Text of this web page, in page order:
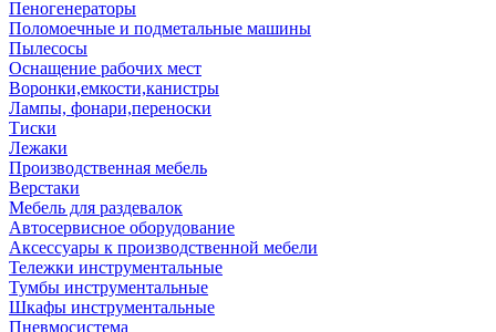
Пеногенераторы
Поломоечные и подметальные машины
Пылесосы
Оснащение рабочих мест
Воронки,емкости,канистры
Лампы, фонари,переноски
Тиски
Лежаки
Производственная мебель
Верстаки
Мебель для раздевалок
Автосервисное оборудование
Аксессуары к производственной мебели
Тележки инструментальные
Тумбы инструментальные
Шкафы инструментальные
Пневмосистема